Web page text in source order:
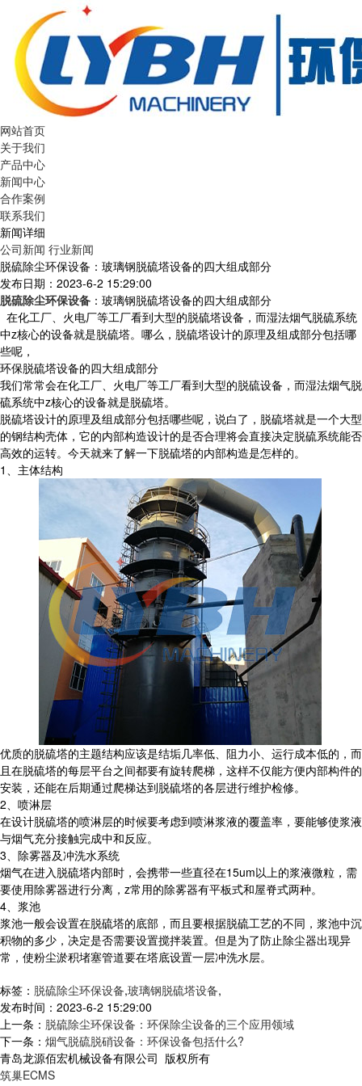
网站首页
关于我们
产品中心
新闻中心
合作案例
联系我们
新闻详细
公司新闻 行业新闻
脱硫除尘环保设备：玻璃钢脱硫塔设备的四大组成部分
发布日期：2023-6-2 15:29:00
脱硫除尘环保设备 ：玻璃钢脱硫塔设备的四大组成部分
在化工厂、火电厂等工厂看到大型的脱硫塔设备，而湿法烟气脱硫系统
中z核心的设备就是脱硫塔。哪么，脱硫塔设计的原理及组成部分包括哪
些呢，
环保脱硫塔设备的四大组成部分
我们常常会在化工厂、火电厂等工厂看到大型的脱硫设备，而湿法烟气脱
硫系统中z核心的设备就是脱硫塔。
脱硫塔设计的原理及组成部分包括哪些呢，说白了，脱硫塔就是一个大型
的钢结构壳体，它的内部构造设计的是否合理将会直接决定脱硫系统能否
高效的运转。今天就来了解一下脱硫塔的内部构造是怎样的。
1、主体结构
优质的脱硫塔的主题结构应该是结垢几率低、阻力小、运行成本低的，而
且在脱硫塔的每层平台之间都要有旋转爬梯，这样不仅能方便内部构件的
安装，还能在后期通过爬梯达到脱硫塔的各层进行维护检修。
2、喷淋层
在设计脱硫塔的喷淋层的时候要考虑到喷淋浆液的覆盖率，要能够使浆液
与烟气充分接触完成中和反应。
3、除雾器及冲洗水系统
烟气在进入脱硫塔内部时，会携带一些直径在15um以上的浆液微粒，需
要使用除雾器进行分离，z常用的除雾器有平板式和屋脊式两种。
4、浆池
浆池一般会设置在脱硫塔的底部，而且要根据脱硫工艺的不同，浆池中沉
积物的多少，决定是否需要设置搅拌装置。但是为了防止除尘器出现异
常，使粉尘淤积堵塞管道要在塔底设置一层冲洗水层。
标签： 脱硫除尘环保设备,玻璃钢脱硫塔设备,
发布时间：2023-6-2 15:29:00
上一条： 脱硫除尘环保设备：环保除尘设备的三个应用领域
下一条： 烟气脱硫脱硝设备：环保设备包括什么?
青岛龙源佰宏机械设备有限公司 版权所有
筑巢ECMS